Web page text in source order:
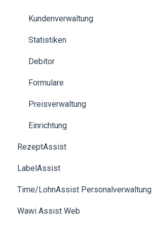
Benutzerverwaltung
Kassenbuch
Zahlung
Statistiken
Schnittstellen
Datev
Kreditkunden
Installationsanleitungen
Kundenverwaltung
Statistiken
Debitor
Formulare
Preisverwaltung
Einrichtung
RezeptAssist
Rezeptverwaltung
smartScale
Rohstoffverwaltung
LabelAssist
Allgemein
Time/LohnAssist Personalverwaltung
Allgemein
Wawi Assist Web